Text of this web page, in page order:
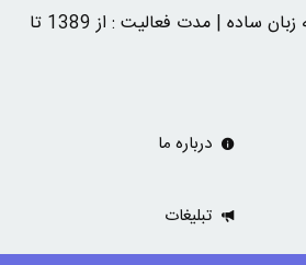
تکنولوژی به زبان ساده | مدت فعالیت : از 1389 تا
درباره ما
تبلیغات